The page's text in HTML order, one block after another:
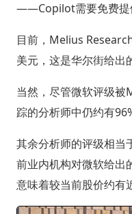
——Copilot需要免费提
目前，Melius
美元，这是华尔街给出
当然，尽管微软评级
踪的分析师中仍约有
其余分析师的评级相当
前业内机构对微软给出
意味着较当前股价约有